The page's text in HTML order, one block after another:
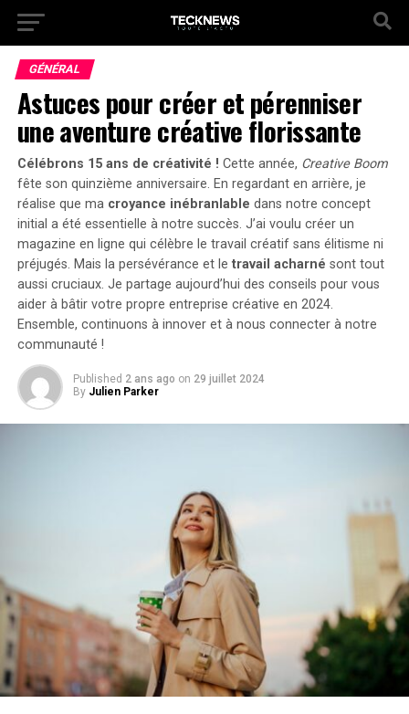
GÉNÉRAL
Astuces pour créer et pérenniser
une aventure créative florissante
Célébrons 15 ans de créativité ! Cette année, Creative Boom
fête son quinzième anniversaire. En regardant en arrière, je
réalise que ma croyance inébranlable dans notre concept
initial a été essentielle à notre succès. J’ai voulu créer un
magazine en ligne qui célèbre le travail créatif sans élitisme ni
préjugés. Mais la persévérance et le travail acharné sont tout
aussi cruciaux. Je partage aujourd’hui des conseils pour vous
aider à bâtir votre propre entreprise créative en 2024.
Ensemble, continuons à innover et à nous connecter à notre
communauté !
Published 2 ans ago on 29 juillet 2024
By Julien Parker